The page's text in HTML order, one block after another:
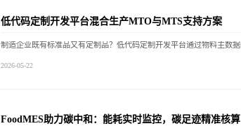
低代码定制开发平台混合生产MTO与MTS支持方案
2026-05-22
FoodMES助力碳中和：能耗实时监控，碳足迹精准核算